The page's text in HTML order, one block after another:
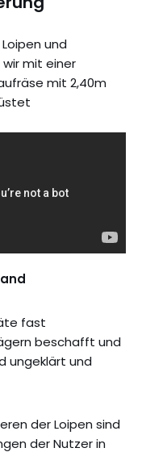
und
mit einer
mit 2,40m
fast
beschafft und
ungeklärt und
der Loipen sind
der Nutzer in